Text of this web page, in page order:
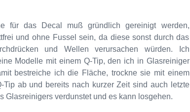
für das Decal muß gründlich gereinigt werden,
und ohne Fussel sein, da diese sonst durch das
und Wellen verursachen würden. Ich
Modelle mit einem Q-Tip, den ich in Glasreiniger
bestreiche ich die Fläche, trockne sie mit einem
Tip ab und bereits nach kurzer Zeit sind auch letzte
Glasreinigers verdunstet und es kann losgehen.